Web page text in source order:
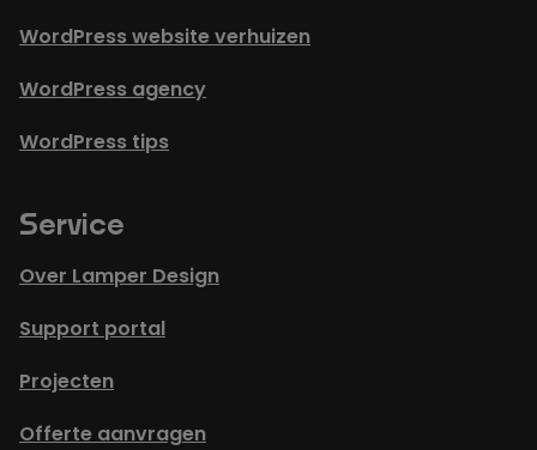
WordPress website verhuizen
WordPress agency
WordPress tips
Service
Over Lamper Design
Support portal
Projecten
Offerte aanvragen